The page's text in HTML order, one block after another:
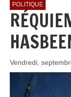
POLITIQUE
Vendredi,